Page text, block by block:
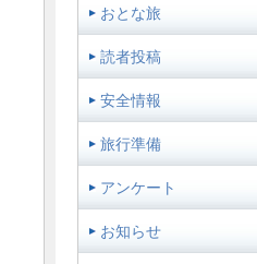
おとな旅
読者投稿
安全情報
旅行準備
アンケート
お知らせ